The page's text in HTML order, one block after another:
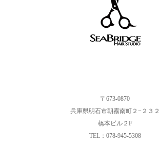
〒673-0870
兵庫県明石市朝霧南町２−２３２
橋本ビル２F
TEL：078-945-5308